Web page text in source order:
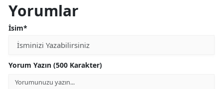
Yorumlar
İsim*
Yorum Yazın (500 Karakter)